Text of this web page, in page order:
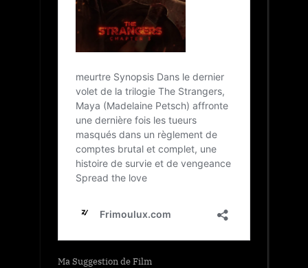
Ma Suggestion de Film